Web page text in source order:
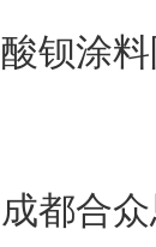
酸钡涂
成都合